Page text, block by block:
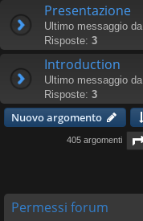
Presentazione
Ultimo messaggio da
Risposte: 3
Introduction
Ultimo messaggio da
Risposte: 3
Nuovo argomento
405 argomenti
Permessi forum